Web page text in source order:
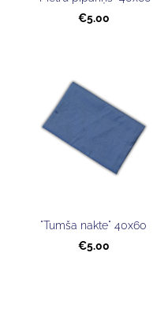
€5.00
"Tumša nakte" 40x60
€5.00